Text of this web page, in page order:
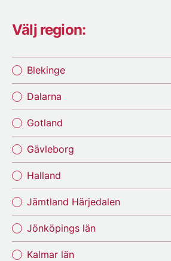
Välj region:
Blekinge
Dalarna
Gotland
Gävleborg
Halland
Jämtland Härjedalen
Jönköpings län
Kalmar län